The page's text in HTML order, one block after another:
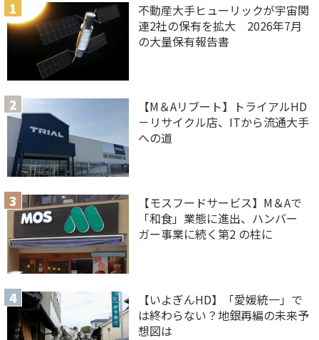
不動産大手ヒューリックが宇宙関
連2社の保有を拡大 2026年7月
の大量保有報告書
【M＆Aリブート】トライアルHD
－リサイクル店、ITから流通大手
への道
【モスフードサービス】M＆Aで
「和食」業態に進出、ハンバー
ガー事業に続く第2 の柱に
【いよぎんHD】「愛媛統一」で
は終わらない？地銀再編の未来予
想図は